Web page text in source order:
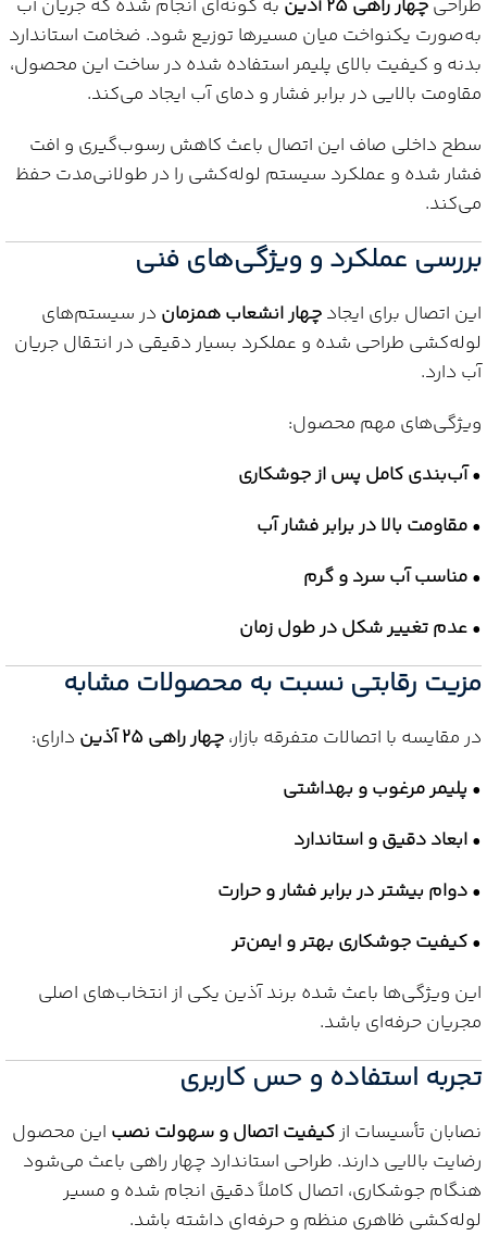
طراحیچهار راهی 25 آذین
به گونه‌ای انجام شده که جریان آب
به‌صورت یکنواخت میان مسیرها توزیع شود. ضخامت استاندارد
بدنه و کیفیت بالای پلیمر استفاده شده در ساخت این محصول،
مقاومت بالایی در برابر فشار و دمای آب ایجاد می‌کند.
سطح داخلی صاف این اتصال باعث کاهش رسوب‌گیری و افت
فشار شده و عملکرد سیستم لوله‌کشی را در طولانی‌مدت حفظ
می‌کند.
بررسی عملکرد و ویژگی‌های فنی
این اتصال برای ایجادچهار انشعاب همزمان در سیستم‌های
لوله‌کشی طراحی شده و عملکرد بسیار دقیقی در انتقال جریان
آب دارد.
ویژگی‌های مهم محصول:
•آب‌بندی کامل پس از جوشکاری
•مقاومت بالا در برابر فشار آب
•مناسب آب سرد و گرم
•عدم تغییر شکل در طول زمان
مزیت رقابتی نسبت به محصولات مشابه
در مقایسه با اتصالات متفرقه بازار،چهار راهی 25 آذین
دارای:
• پلیمر مرغوب و بهداشتی
•ابعاد دقیق و استاندارد
•دوام بیشتر در برابر فشار و حرارت
•کیفیت جوشکاری بهتر و ایمن‌تر
این ویژگی‌ها باعث شده برند آذین یکی از انتخاب‌های اصلی
مجریان حرفه‌ای باشد.
تجربه استفاده و حس کاربری
نصابان تأسیسات ازکیفیت اتصال و سهولت نصب این محصول
رضایت بالایی دارند. طراحی استاندارد چهار راهی باعث می‌شود
هنگام جوشکاری، اتصال کاملاً دقیق انجام شده و مسیر
لوله‌کشی ظاهری منظم و حرفه‌ای داشته باشد.